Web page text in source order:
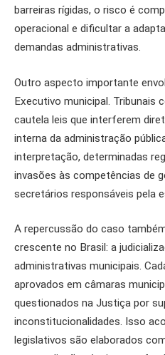
barreiras rígidas, o risco é
operacional e dificultar a
demandas administrativas.
Outro aspecto importante
Executivo municipal. Tribunais
cautela leis que interferem
interna da administração
interpretação, determinadas
invasões às competências de
secretários responsáveis pela
A repercussão do caso
crescente no Brasil: a
administrativas municipais.
aprovados em câmaras
questionados na Justiça por
inconstitucionalidades. Isso
legislativos são elaborados